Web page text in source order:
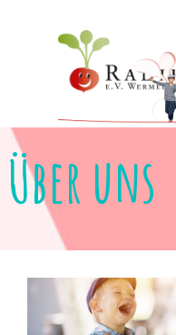
Über uns